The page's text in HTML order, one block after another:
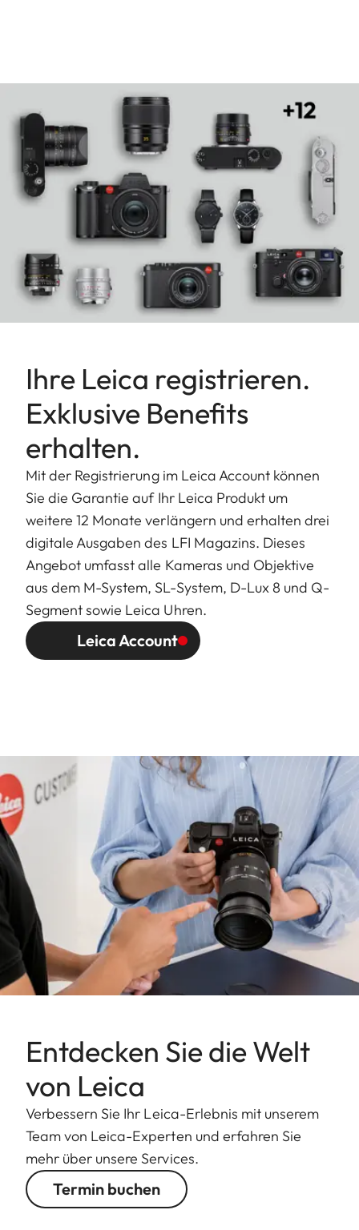
Ihre Leica registrieren.
Exklusive Benefits
erhalten.
Mit der Registrierung im Leica Account können
Sie die Garantie auf Ihr Leica Produkt um
weitere 12 Monate verlängern und erhalten drei
digitale Ausgaben des LFI Magazins. Dieses
Angebot umfasst alle Kameras und Objektive
aus dem M-System, SL-System, D-Lux 8 und Q-
Segment sowie Leica Uhren.
Leica Account
Entdecken Sie die Welt
von Leica
Verbessern Sie Ihr Leica-Erlebnis mit unserem
Team von Leica-Experten und erfahren Sie
mehr über unsere Services.
Termin buchen